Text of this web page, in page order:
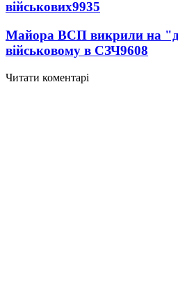
військових9935
Майора ВСП викрили на
військовому в СЗЧ9608
Читати коментарі